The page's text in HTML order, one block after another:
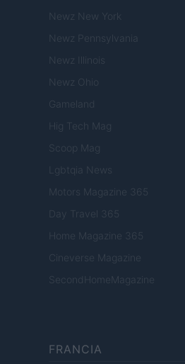
Newz New York
Newz Pennsylvania
Newz Illinois
Newz Ohio
Gameland
Hig Tech Mag
Scoop Mag
Lgbtqia News
Motors Magazine 365
Day Travel 365
Home Magazine 365
Cineverse Magazine
SecondHomeMagazine
FRANCIA